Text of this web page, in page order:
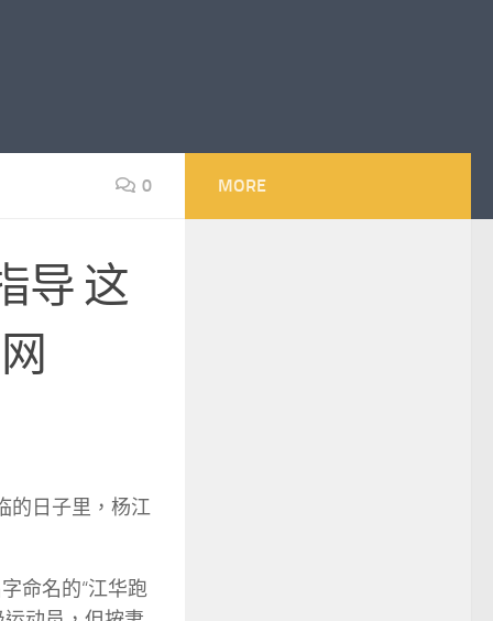
0
导 这
的日子里，杨江
命名的“江华跑
MORE